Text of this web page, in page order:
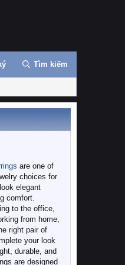
Tìm kiếm
are one of
choices for
elegant
comfort.
to the office,
from home,
right pair of
your look
durable, and
are designed